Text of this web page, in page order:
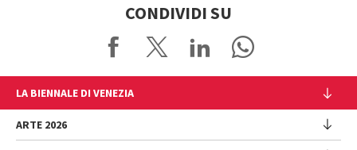
CONDIVIDI SU
LA BIENNALE DI VENEZIA
L'Istituzione
Cariche istituzionali
ARTE 2026